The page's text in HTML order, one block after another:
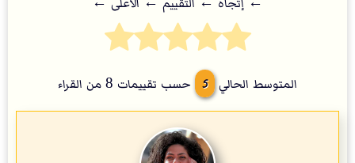
المتوسط الحالي 5 حسب تقييمات 8 من القراء